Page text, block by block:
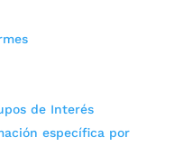
de Interés
específica por